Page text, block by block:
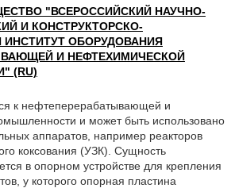
"ВСЕРОССИЙСКИЙ НАУЧНО-
И КОНСТРУКТОРСКО-
ИНСТИТУТ ОБОРУДОВАНИЯ
И НЕФТЕХИМИЧЕСКОЙ
(RU)
к нефтеперерабатывающей и
и может быть использовано
аппаратов, например реакторов
коксования (УЗК). Сущность
в опорном устройстве для крепления
у которого опорная пластина